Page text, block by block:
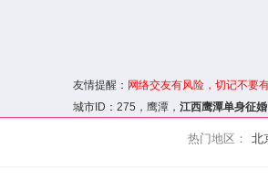
友情提醒： 网络交友有风险，切记不要
城市ID： 275 ，鹰潭， 江西鹰潭单身征婚
热门地区： 北